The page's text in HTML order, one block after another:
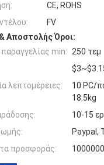
CE, ROHS
FV
Αποστολής Όροι:
min: 250 τεμ
λεπτομέρειες:
10 PC/
18.5kg
10-15
Paypal,
προσφοράς: